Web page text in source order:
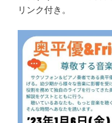
リンク付き。